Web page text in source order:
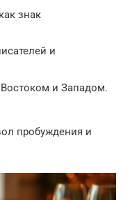
знак
и
и Западом.
пробуждения и